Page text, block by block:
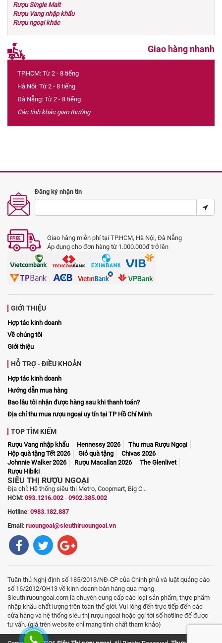
Rượu Single Malt
Rượu Vang nhập khẩu
Rượu ngoại khác
Giao hàng nhanh
TP.HCM: Từ 2 - 8 tiếng
Hà Nội: Từ 2 - 8 tiếng
Đà Nẵng: Từ 2 - 8 tiếng
Các tỉnh khác giao thường
Đăng ký nhận tin
Giao hàng miễn phí tại TP.HCM, Hà Nội, Đà Nẵng
Áp dụng cho đơn hàng từ 1.000.000đ trở lên
GIỚI THIỆU
Hợp tác kinh doanh
Về chúng tôi
Giới thiệu
HỖ TRỢ - ĐIỀU KHOẢN
Hợp tác kinh doanh
Hướng dẫn mua hàng
Bao lâu tôi nhận được hàng sau khi thanh toán?
Địa chỉ thu mua rượu ngoại uy tín tại TP Hồ Chí Minh
TOP TÌM KIẾM
Rượu Vang nhập khẩu Hennessy 2026
Thu mua Rượu Ngoại
Hộp quà tặng Tết 2026
Giỏ quà tặng
Chivas 2026
Johnnie Walker 2026
Rượu Macallan 2026
The Glenlivet
Rượu Hibiki
SIÊU THỊ RƯỢU NGOẠI
Địa chỉ: Hệ thống siêu thị Metro, Coopmart, Big C...
HCM: 093.1216.002 - 0902.385.002
Hotline: 0983.182.887
Email: ruoungoai@sieuthiruoungoai.vn
Tuân thủ Nghị định số 185/2013/NĐ-CP của Chính phủ và luật quảng cáo
số 16/2012/QH13 về kinh doanh bán hàng qua mạng.
Sieuthiruoungoai.com là chuyên cung cấp các loại sản phẩm, thực phẩm
nhập khẩu chất lượng trên toàn thế giới. Vui lòng đến trực tiếp đến các
cửa hàng và hệ thống siêu thị rượu ngoại hoặc gọi tới số hotline để được
tư vấn. (giá trên website chỉ mang tính chất tham khảo)